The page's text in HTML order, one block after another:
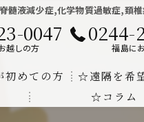
髄液減少症,化学物質過敏症,頚
0047
越しの方
0244-
福島に
めての方 ☆遠隔を希
☆コラム